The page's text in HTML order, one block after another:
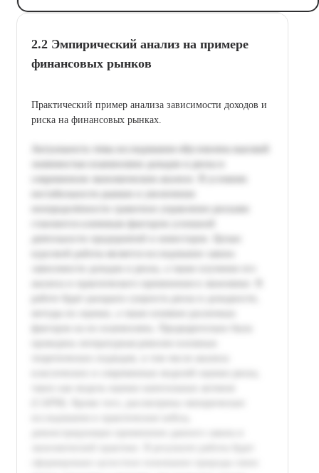
2.2 Эмпирический анализ на примере
финансовых рынков
Практический пример анализа зависимости доходов и
риска на финансовых рынках.